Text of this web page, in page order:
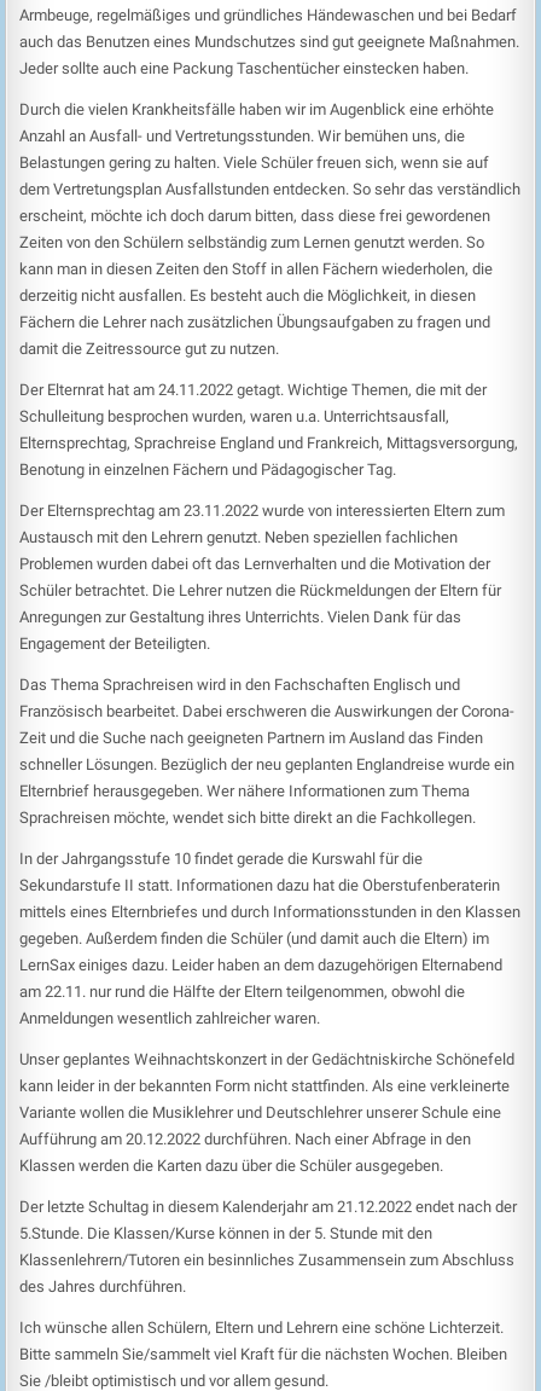
Armbeuge, regelmäßiges und gründliches Händewaschen und bei Bedarf
auch das Benutzen eines Mundschutzes sind gut geeignete Maßnahmen.
Jeder sollte auch eine Packung Taschentücher einstecken haben.
Durch die vielen Krankheitsfälle haben wir im Augenblick eine erhöhte
Anzahl an Ausfall- und Vertretungsstunden. Wir bemühen uns, die
Belastungen gering zu halten. Viele Schüler freuen sich, wenn sie auf
dem Vertretungsplan Ausfallstunden entdecken. So sehr das verständlich
erscheint, möchte ich doch darum bitten, dass diese frei gewordenen
Zeiten von den Schülern selbständig zum Lernen genutzt werden. So
kann man in diesen Zeiten den Stoff in allen Fächern wiederholen, die
derzeitig nicht ausfallen. Es besteht auch die Möglichkeit, in diesen
Fächern die Lehrer nach zusätzlichen Übungsaufgaben zu fragen und
damit die Zeitressource gut zu nutzen.
Der Elternrat hat am 24.11.2022 getagt. Wichtige Themen, die mit der
Schulleitung besprochen wurden, waren u.a. Unterrichtsausfall,
Elternsprechtag, Sprachreise England und Frankreich, Mittagsversorgung,
Benotung in einzelnen Fächern und Pädagogischer Tag.
Der Elternsprechtag am 23.11.2022 wurde von interessierten Eltern zum
Austausch mit den Lehrern genutzt. Neben speziellen fachlichen
Problemen wurden dabei oft das Lernverhalten und die Motivation der
Schüler betrachtet. Die Lehrer nutzen die Rückmeldungen der Eltern für
Anregungen zur Gestaltung ihres Unterrichts. Vielen Dank für das
Engagement der Beteiligten.
Das Thema Sprachreisen wird in den Fachschaften Englisch und
Französisch bearbeitet. Dabei erschweren die Auswirkungen der Corona-
Zeit und die Suche nach geeigneten Partnern im Ausland das Finden
schneller Lösungen. Bezüglich der neu geplanten Englandreise wurde ein
Elternbrief herausgegeben. Wer nähere Informationen zum Thema
Sprachreisen möchte, wendet sich bitte direkt an die Fachkollegen.
In der Jahrgangsstufe 10 findet gerade die Kurswahl für die
Sekundarstufe II statt. Informationen dazu hat die Oberstufenberaterin
mittels eines Elternbriefes und durch Informationsstunden in den Klassen
gegeben. Außerdem finden die Schüler (und damit auch die Eltern) im
LernSax einiges dazu. Leider haben an dem dazugehörigen Elternabend
am 22.11. nur rund die Hälfte der Eltern teilgenommen, obwohl die
Anmeldungen wesentlich zahlreicher waren.
Unser geplantes Weihnachtskonzert in der Gedächtniskirche Schönefeld
kann leider in der bekannten Form nicht stattfinden. Als eine verkleinerte
Variante wollen die Musiklehrer und Deutschlehrer unserer Schule eine
Aufführung am 20.12.2022 durchführen. Nach einer Abfrage in den
Klassen werden die Karten dazu über die Schüler ausgegeben.
Der letzte Schultag in diesem Kalenderjahr am 21.12.2022 endet nach der
5.Stunde. Die Klassen/Kurse können in der 5. Stunde mit den
Klassenlehrern/Tutoren ein besinnliches Zusammensein zum Abschluss
des Jahres durchführen.
Ich wünsche allen Schülern, Eltern und Lehrern eine schöne Lichterzeit.
Bitte sammeln Sie/sammelt viel Kraft für die nächsten Wochen. Bleiben
Sie /bleibt optimistisch und vor allem gesund.